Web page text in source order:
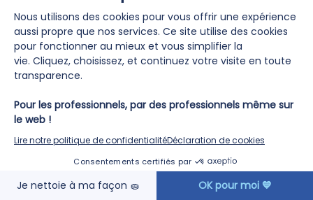
Une formation réussie et deux nouvelles